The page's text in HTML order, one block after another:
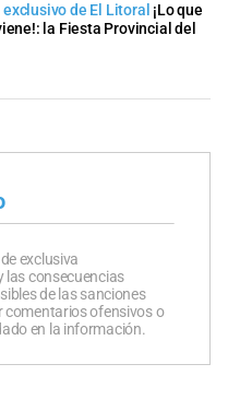
de El Litoral ¡Lo que
la Fiesta Provincial del
exclusiva
las consecuencias
de las sanciones
comentarios ofensivos o
en la información.